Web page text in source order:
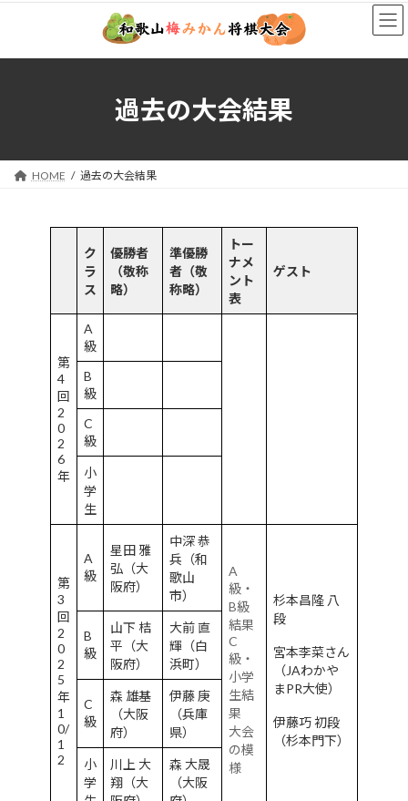
ン
ー
過去の大会結果
HOME 過去の大会結果
ク
ラ
ス
優勝者
（敬称
略）
準優勝
者（敬
称略）
トー
ナメ
ント
表
ゲスト
第
4
回
2
0
2
6
年
A
級
B
級
C
級
小
学
生
第
3
回
2
0
2
5
年
1
0/
1
2
A
級
星田 雅
弘（大
阪府）
中深 恭
兵（和
歌山
市）
A
級・
B級
結果
C
級・
小学
生結
果
大会
の模
様
杉本昌隆 八
段
宮本李菜さん
（JAわかや
まPR大使）
伊藤巧 初段
（杉本門下）
B
級
山下 桔
平（大
阪府）
大前 直
輝（白
浜町）
C
級
森 雄基
（大阪
府）
伊藤 庚
（兵庫
県）
小
学
川上 大
翔（大
森 大晟
（大阪